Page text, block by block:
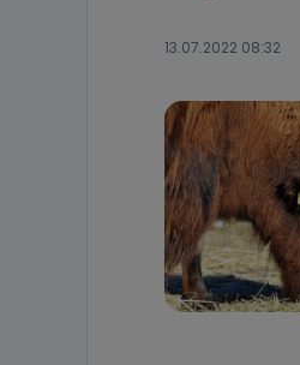
13.07.2022 08:32